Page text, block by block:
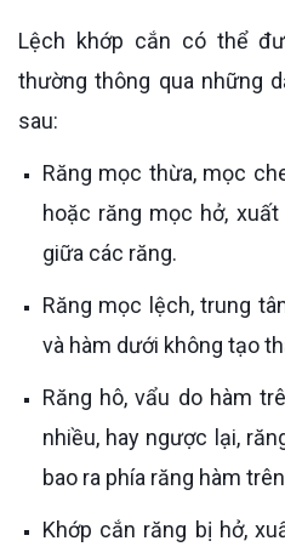
Lệch khớp cắn có thể được nhận biết bằng mắt
thường thông qua những
sau:
Răng mọc thừa, mọc chen chúc trên cùng 1 hàm
hoặc răng mọc hở,
giữa các răng.
Răng mọc lệch, trung tâm của răng cửa hàm trên
và hàm dưới không tạo
Răng hô, vẩu do hàm trên mọc ra phía ngoài quá
nhiều, hay ngược lại,
bao ra phía răng hàm
Khớp cắn răng bị hở, xuất hiện khoảng hở giữa 2